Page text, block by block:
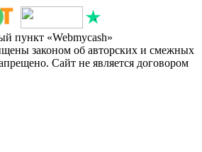
пункт «Webmycash»
законом об авторских и смежных
Сайт не является договором